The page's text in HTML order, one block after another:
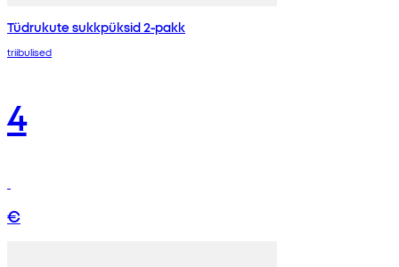
Tüdrukute sukkpüksid 2-pakk
triibulised
4
€